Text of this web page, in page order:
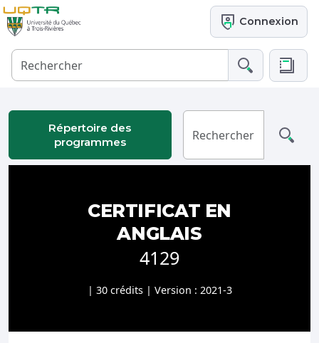
Connexion
Répertoire des
programmes
CERTIFICAT EN
ANGLAIS
4129
| 30 crédits | Version : 2021-3